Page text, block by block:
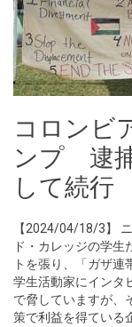
コロンビ
ンプ 逮
して続行
【2024/04/18/3】
ド・カレッジの学
トを張り、「ガザ
学生活動家にインタ
で脅していますが、
策で利益を得ている